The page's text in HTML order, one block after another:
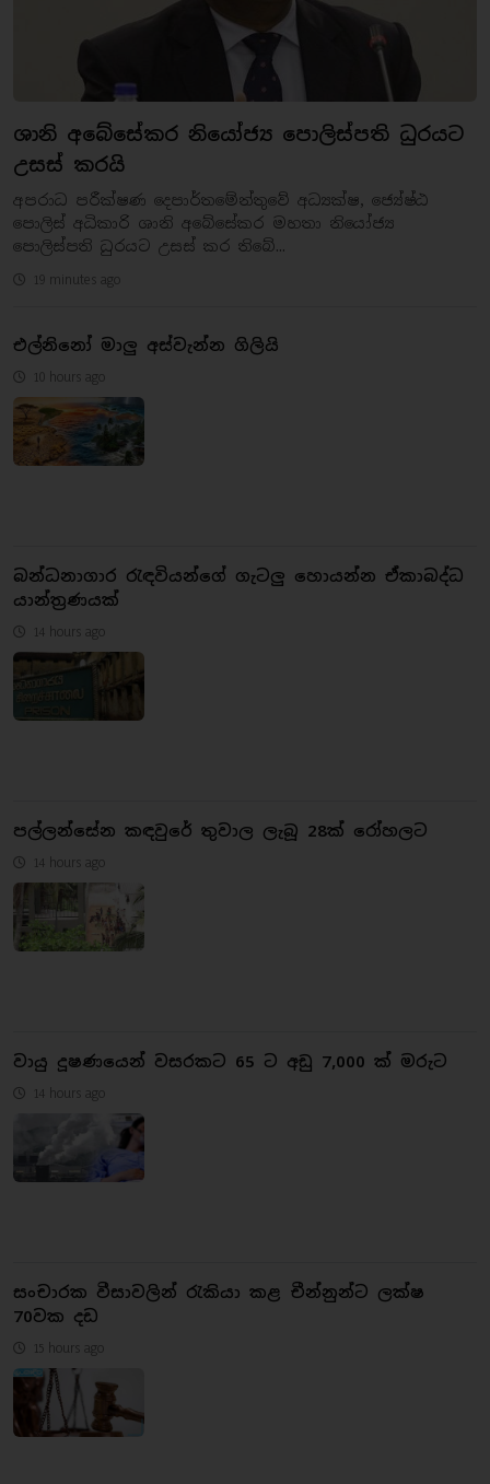
ශානි අබේසේකර නියෝජ්‍ය පොලිස්පති ධුරයට
උසස් කරයි
අපරාධ පරීක්ෂණ දෙපාර්තමේන්තුවේ අධ්‍යක්ෂ, ජ්‍යේෂ්ඨ
පොලිස් අධිකාරි ශානි අබේසේකර මහතා නියෝජ්‍ය
පොලිස්පති ධුරයට උසස් කර තිබේ...
19 minutes ago
එල්නිනෝ මාලු අස්වැන්න ගිලියි
10 hours ago
බන්ධනාගාර රැඳවියන්ගේ ගැටලු හොයන්න ඒකාබද්ධ
යාන්ත්‍රණයක්
14 hours ago
පල්ලන්සේන කඳවුරේ තුවාල ලැබූ 28ක් රෝහලට
14 hours ago
වායු දූෂණයෙන් වසරකට 65 ට අඩු 7,000 ක් මරුට
14 hours ago
සංචාරක වීසාවලින් රැකියා කළ චීන්නුන්ට ලක්ෂ
70වක දඩ
15 hours ago